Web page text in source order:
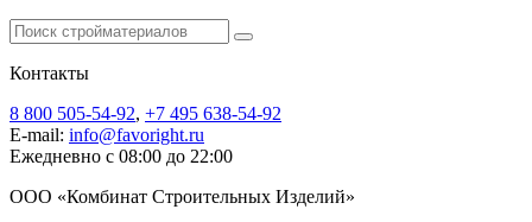
Контакты
8 800 505-54-92, +7 495 638-54-92
E-mail: info@favoright.ru
Ежедневно с 08:00 до 22:00
ООО «Комбинат Строительных Изделий»